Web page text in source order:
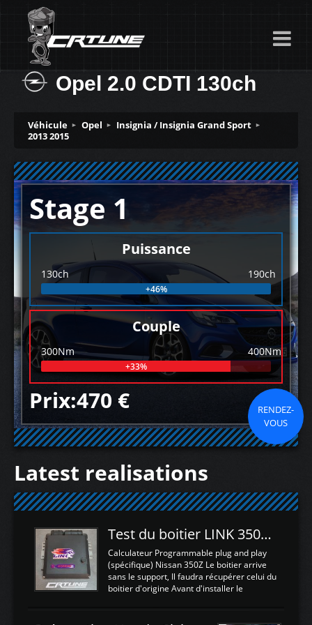
Opel 2.0 CDTI 130ch
Véhicule Opel
Insignia / Insignia Grand Sport
2013 2015
Stage 1
Puissance
130ch 190ch
+46%
Couple
300Nm 400Nm
+33%
Prix:470 €
RENDEZ-
VOUS
Latest realisations
Test du boitier LINK 350Z Plugin ECU
Calculateur Programmable plug and play
(spécifique) Nissan 350Z Le boitier arrive
sans le support, Il faudra récupérer celui du
boitier d'origine Avant d'installer le